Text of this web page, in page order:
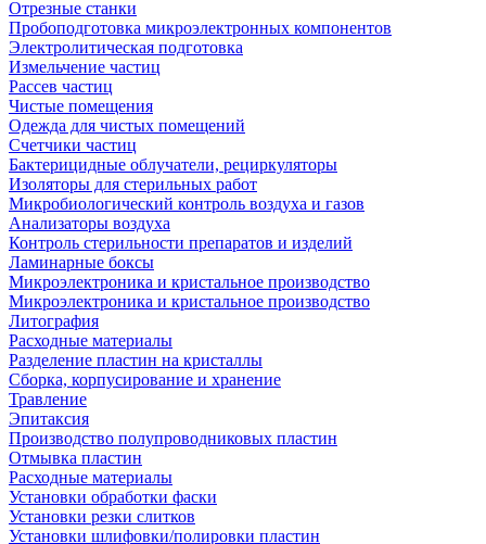
Отрезные станки
Пробоподготовка микроэлектронных компонентов
Электролитическая подготовка
Измельчение частиц
Рассев частиц
Чистые помещения
Одежда для чистых помещений
Счетчики частиц
Бактерицидные облучатели, рециркуляторы
Изоляторы для стерильных работ
Микробиологический контроль воздуха и газов
Анализаторы воздуха
Контроль стерильности препаратов и изделий
Ламинарные боксы
Микроэлектроника и кристальное производство
Микроэлектроника и кристальное производство
Литография
Расходные материалы
Разделение пластин на кристаллы
Сборка, корпусирование и хранение
Травление
Эпитаксия
Производство полупроводниковых пластин
Отмывка пластин
Расходные материалы
Установки обработки фаски
Установки резки слитков
Установки шлифовки/полировки пластин